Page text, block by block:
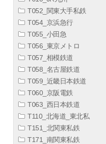
T052_関東大手私鉄
T054_京浜急行
T055_小田急
T056_東京メトロ
T057_相模鉄道
T058_名古屋鉄道
T059_近畿日本鉄道
T060_京阪電鉄
T063_西日本鉄道
T110_北海道_東北私
T151_北関東私鉄
T171_南関東私鉄